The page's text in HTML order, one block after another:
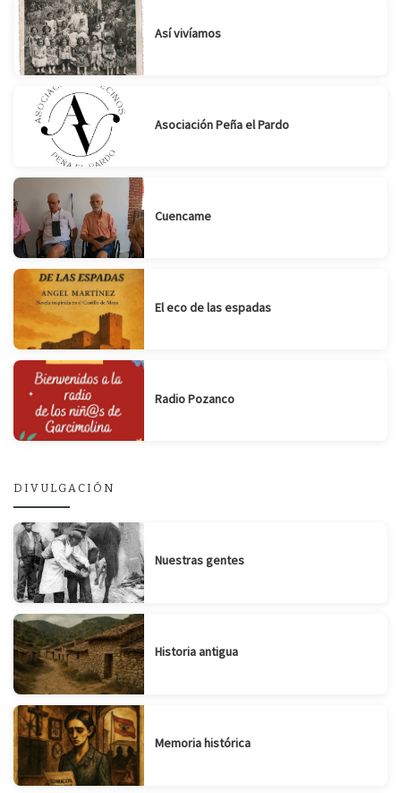
Así vivíamos
Asociación Peña el Pardo
Cuencame
El eco de las espadas
Radio Pozanco
DIVULGACIÓN
Nuestras gentes
Historia antigua
Memoria histórica